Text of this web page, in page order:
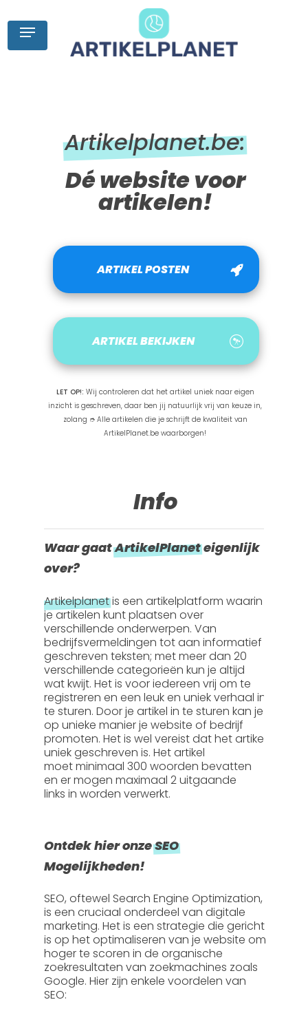
content
Menu
Artikelplanet.be:
Dé website voor
artikelen!
ARTIKEL POSTEN
ARTIKEL BEKIJKEN
LET OP!: Wij controleren dat het artikel uniek naar eigen
inzicht is geschreven, daar ben jij natuurlijk vrij van keuze in,
zolang ➮ Alle artikelen die je schrijft de kwaliteit van
ArtikelPlanet.be waarborgen!
Info
Waar gaatArtikelPlaneteigenlijk
over?
Artikelplanetis een artikelplatform waarin
je artikelen kunt plaatsen over
verschillende onderwerpen. Van
bedrijfsvermeldingen tot aan informatief
geschreven teksten; met meer dan 20
verschillende categorieën kun je altijd
wat kwijt. Het is voor iedereen vrij om te
registreren en een leuk en uniek verhaal in
te sturen. Door je artikel in te sturen kan je
op unieke manier je website of bedrijf
promoten. Het is wel vereist dat het artikel
uniek geschreven is. Het artikel
moetminimaal 300 woorden bevatten
en er mogenmaximaal 2 uitgaande
links in worden verwerkt.
Ontdek hier onzeSEO
Mogelijkheden!
SEO, oftewel Search Engine Optimization,
is een cruciaal onderdeel van digitale
marketing. Het is een strategie die gericht
is op het optimaliseren van je website om
hoger te scoren in de organische
zoekresultaten van zoekmachines zoals
Google. Hier zijn enkele voordelen van
SEO: